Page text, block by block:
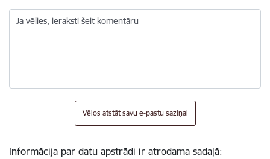
Ja vēlies, ieraksti šeit komentāru
Vēlos atstāt savu e-pastu saziņai
Informācija par datu apstrādi ir atrodama sadaļā: